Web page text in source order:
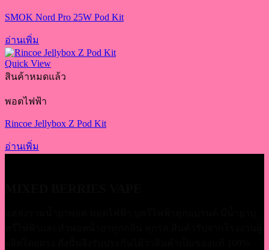
SMOK Nord Pro 25W Pod Kit
อ่านเพิ่ม
Quick View
สินค้าหมดแล้ว
พอตไฟฟ้า
Rincoe Jellybox Z Pod Kit
อ่านเพิ่ม